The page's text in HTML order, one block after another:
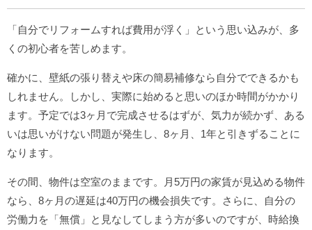
「自分でリフォームすれば費用が浮く」という思い込みが、多
くの初心者を苦しめます。
確かに、壁紙の張り替えや床の簡易補修なら自分でできるかも
しれません。しかし、実際に始めると思いのほか時間がかかり
ます。予定では3ヶ月で完成させるはずが、気力が続かず、ある
いは思いがけない問題が発生し、8ヶ月、1年と引きずることに
なります。
その間、物件は空室のままです。月5万円の家賃が見込める物件
なら、8ヶ月の遅延は40万円の機会損失です。さらに、自分の
労働力を「無償」と見なしてしまう方が多いのですが、時給換